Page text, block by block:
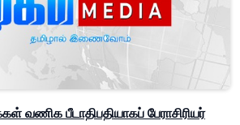
வணிக பீடாதிபதியாகப் பேராசிரியர்